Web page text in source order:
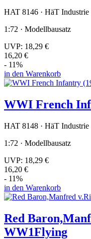
HAT 8146 · HäT Industrie
1:72 · Modellbausatz
UVP: 18,29 €
16,20 €
- 11%
in den Warenkorb
WWI French
HAT 8148 · HäT Industrie
1:72 · Modellbausatz
UVP: 18,29 €
16,20 €
- 11%
in den Warenkorb
Red
WW1Flying